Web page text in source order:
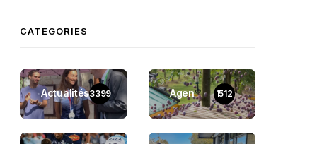
CATEGORIES
Actualités3399 Agen 1512